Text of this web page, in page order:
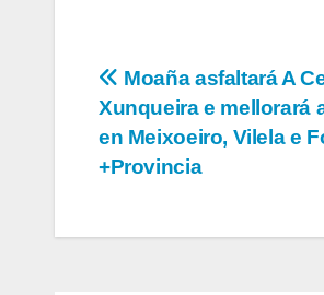
Navegación
de
entradas
Moaña asfaltará A
Xunqueira e mellorará
en Meixoeiro, Vilela e
+Provincia